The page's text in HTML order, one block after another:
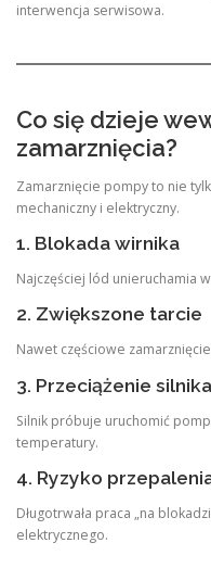
interwencja serwisowa.
Co się dzieje
zamarznięcia?
Zamarznięcie pompy to nie
mechaniczny i elektryczny.
1. Blokada wirnika
Najczęściej lód unieruchamia
2. Zwiększone tarcie
Nawet częściowe
3. Przeciążenie silnika
Silnik próbuje uruchomić
temperatury.
4. Ryzyko
Długotrwała praca „na
elektrycznego.